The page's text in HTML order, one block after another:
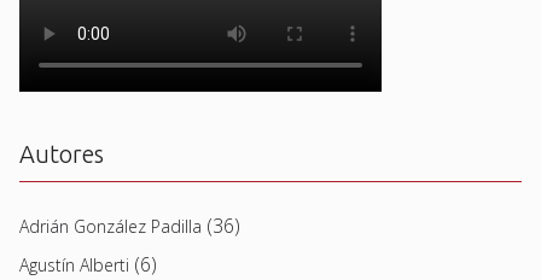
Autores
Adrián González Padilla (36)
Agustín Alberti (6)